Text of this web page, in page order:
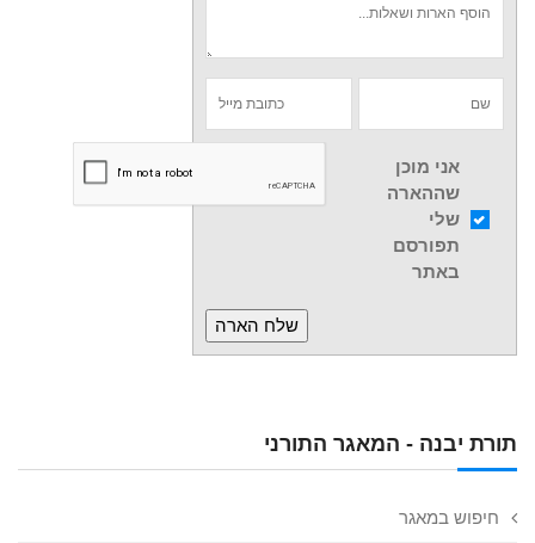
תורת יבנה - המאגר התורני
חיפוש במאגר
אני מוכן
שההארה
שלי
תפורסם
באתר